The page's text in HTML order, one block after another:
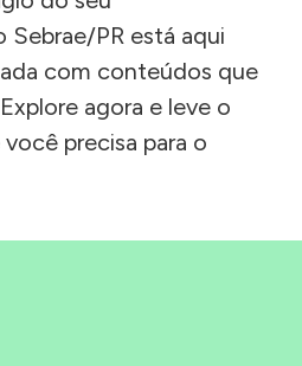
PR está aqui
com conteúdos que
agora e leve o
precisa para o